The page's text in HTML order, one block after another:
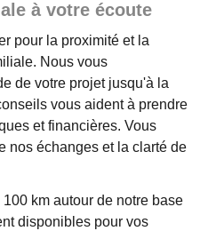
à votre écoute
pour la proximité et la
Nous vous
de votre projet jusqu'à la
vous aident à prendre
et financières. Vous
nos échanges et la clarté de
km autour de notre base
disponibles pour vos